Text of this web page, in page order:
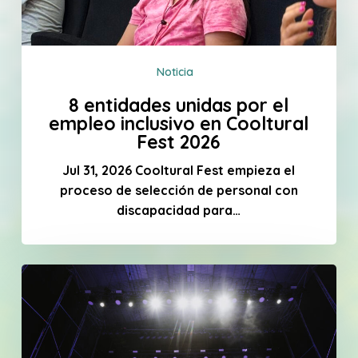
Fest
2026
Noticia
8 entidades unidas por el
empleo inclusivo en Cooltural
Fest 2026
Jul 31, 2026 Cooltural Fest empieza el
proceso de selección de personal con
discapacidad para…
Love
of
Lesbian
se
suma